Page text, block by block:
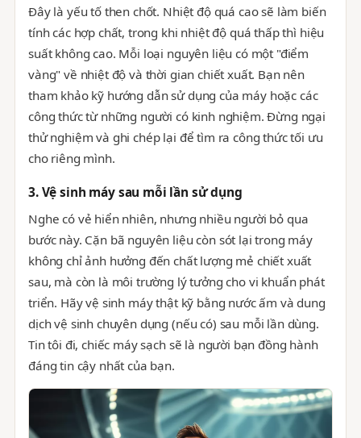
Đây là yếu tố then chốt. Nhiệt độ quá cao sẽ làm biến
tính các hợp chất, trong khi nhiệt độ quá thấp thì hiệu
suất không cao. Mỗi loại nguyên liệu có một "điểm
vàng" về nhiệt độ và thời gian chiết xuất. Bạn nên
tham khảo kỹ hướng dẫn sử dụng của máy hoặc các
công thức từ những người có kinh nghiệm. Đừng ngại
thử nghiệm và ghi chép lại để tìm ra công thức tối ưu
cho riêng mình.
3. Vệ sinh máy sau mỗi lần sử dụng
Nghe có vẻ hiển nhiên, nhưng nhiều người bỏ qua
bước này. Cặn bã nguyên liệu còn sót lại trong máy
không chỉ ảnh hưởng đến chất lượng mẻ chiết xuất
sau, mà còn là môi trường lý tưởng cho vi khuẩn phát
triển. Hãy vệ sinh máy thật kỹ bằng nước ấm và dung
dịch vệ sinh chuyên dụng (nếu có) sau mỗi lần dùng.
Tin tôi đi, chiếc máy sạch sẽ là người bạn đồng hành
đáng tin cậy nhất của bạn.